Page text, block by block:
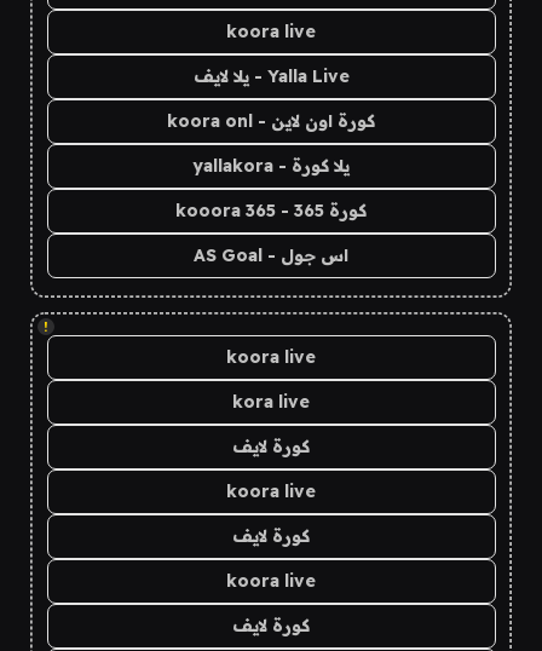
koora live
Yalla Live - يلا لايف
كورة اون لاين - koora onl
يلا كورة - yallakora
كورة 365 - kooora 365
اس جول - AS Goal
!
koora live
kora live
كورة لايف
koora live
كورة لايف
koora live
كورة لايف